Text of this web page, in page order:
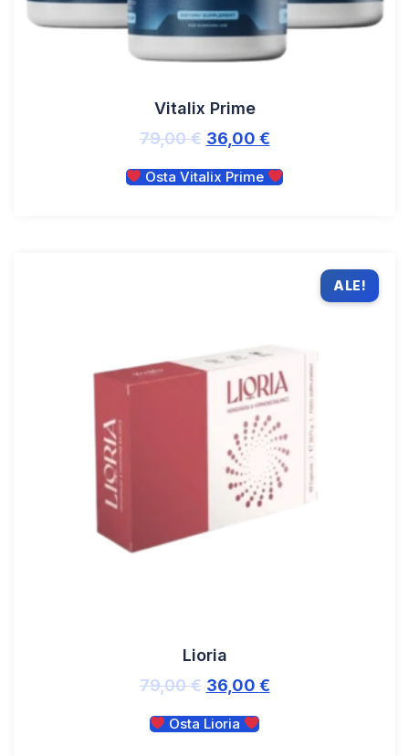
Vitalix Prime
79,00€ 36,00 €
Osta Vitalix Prime
ALE!
Lioria
79,00€ 36,00 €
Osta Lioria